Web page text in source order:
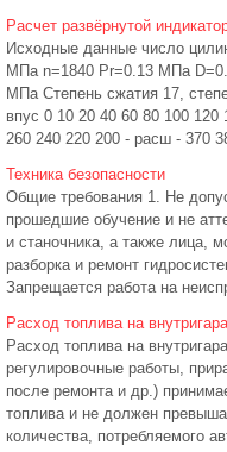
Расчет развёрнутой
Исходные данные число
МПа n=1840 Pr=0.13 МПа
МПа Степень сжатия 17,
впус 0 10 20 40 60 80 100
260 240 220 200 - расш - 370
Техника безопасности
Общие требования 1. Не
прошедшие обучение и не
и станочника, а также лица,
разборка и ремонт
Запрещается работа на
Расход топлива на
Расход топлива на
регулировочные работы,
после ремонта и др.)
топлива и не должен
количества, потребляемого